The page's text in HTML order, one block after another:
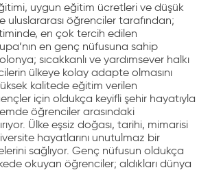
uygun eğitim ücretleri ve düşük
uluslararası öğrenciler tarafından;
en çok tercih edilen
en genç nüfusuna sahip
sıcakkanlı ve yardımsever halkı
ülkeye kolay adapte olmasını
kalitede eğitim verilen
için oldukça keyifli şehir hayatıyla
öğrenciler arasındaki
Ülke eşsiz doğası, tarihi, mimarisi
hayatlarını unutulmaz bir
sağlıyor. Genç nüfusun oldukça
okuyan öğrenciler; aldıkları dünya